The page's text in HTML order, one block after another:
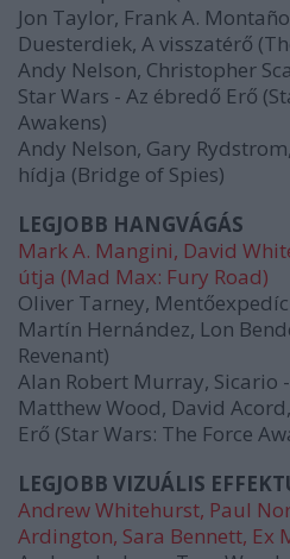
Jon Taylor, Frank A.
Duesterdiek, A visszatérő
Andy Nelson, Christopher
Star Wars - Az ébredő Erő
Awakens)
Andy Nelson, Gary
hídja (Bridge of Spies)
LEGJOBB HANGVÁGÁS
Mark A. Mangini, David
útja (Mad Max: Fury Road)
Oliver Tarney,
Martín Hernández, Lon
Revenant)
Alan Robert Murray, Sicario
Matthew Wood, David
Erő (Star Wars: The Force
LEGJOBB VIZUÁLIS
Andrew Whitehurst, Paul
Ardington, Sara Bennett, Ex